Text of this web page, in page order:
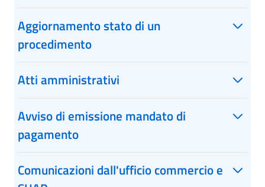
Aggiornamento stato di un
procedimento
Atti amministrativi
Avviso di emissione mandato di
pagamento
Comunicazioni dall'ufficio commercio e